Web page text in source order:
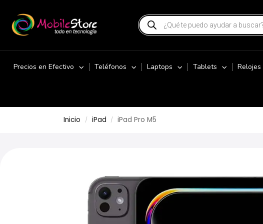
Precios en Efectivo Teléfonos Laptops Tablets Relojes
Inicio / iPad / iPad Pro M5